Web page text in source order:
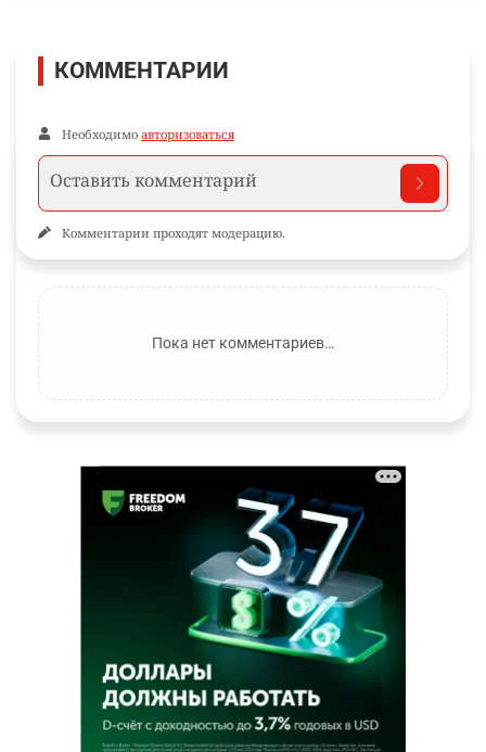
КОММЕНТАРИИ
Необходимо авторизоваться
Комментарии проходят модерацию.
Пока нет комментариев…